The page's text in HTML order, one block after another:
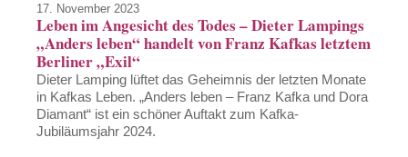
17. November 2023
Leben im Angesicht des Todes – Dieter Lampings
„Anders leben“ handelt von Franz Kafkas letztem
Berliner „Exil“
Dieter Lamping lüftet das Geheimnis der letzten Monate
in Kafkas Leben. „Anders leben – Franz Kafka und Dora
Diamant“ ist ein schöner Auftakt zum Kafka-
Jubiläumsjahr 2024.